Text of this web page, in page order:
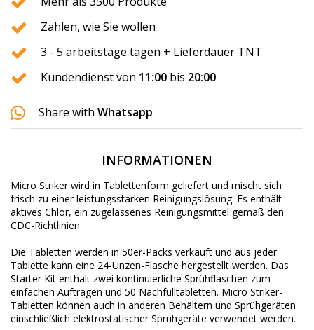
Zahlen, wie Sie wollen
3 - 5 arbeitstage tagen + Lieferdauer TNT
Kundendienst von 11:00 bis 20:00
Share with Whatsapp
INFORMATIONEN
Micro Striker wird in Tablettenform geliefert und mischt sich
frisch zu einer leistungsstarken Reinigungslösung. Es enthält
aktives Chlor, ein zugelassenes Reinigungsmittel gemäß den
CDC-Richtlinien.
Die Tabletten werden in 50er-Packs verkauft und aus jeder
Tablette kann eine 24-Unzen-Flasche hergestellt werden. Das
Starter Kit enthält zwei kontinuierliche Sprühflaschen zum
einfachen Auftragen und 50 Nachfülltabletten. Micro Striker-
Tabletten können auch in anderen Behältern und Sprühgeräten
einschließlich elektrostatischer Sprühgeräte verwendet werden.